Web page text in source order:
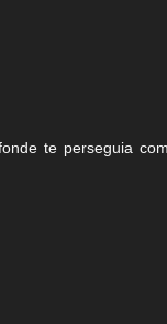
te perseguia